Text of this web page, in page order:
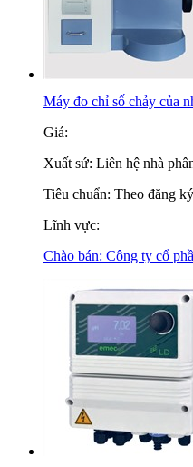
Máy đo chỉ số chảy của
Giá:
Xuất sứ: Liên hệ nhà
Tiêu chuẩn: Theo đăng
Lĩnh vực:
Chào bán: Công ty cổ